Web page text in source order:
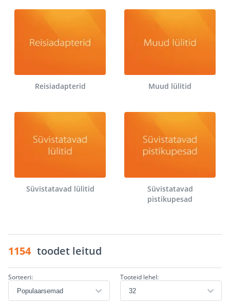
Reisiadapterid Muud lülitid
Süvistatavad lülitid
Süvistatavad
pistikupesad
1154 toodet leitud
Sorteeri: Tooteid lehel: